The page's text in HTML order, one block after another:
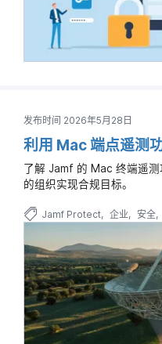
发布时间 2026年5月28日
利用 Mac 端点遥测
了解 Jamf 的 Mac 终端遥
的组织实现合规目标。
Jamf Protect 企业 安全